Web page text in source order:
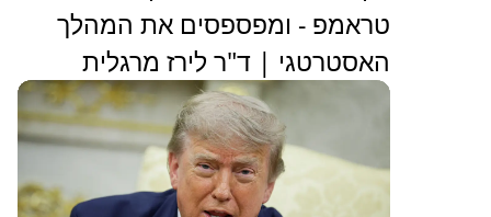
טראמפ - ומפספסים את המהלך
האסטרטגי | ד"ר לירז מרגלית